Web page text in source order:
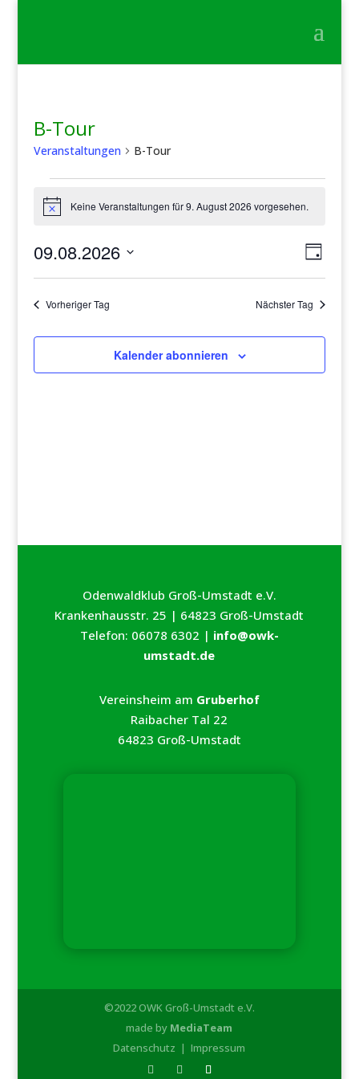
B-Tour
Veranstaltungen B-Tour
Veranstaltungen
für
August
2026
HinweisKeine Veranstaltungen für 9. August 2026 vorgesehen.
Tag
09.08.2026
Datum
Vorheriger Tag Nächster Tag
Kalender abonnieren
Odenwaldklub Groß-Umstadt e.V.
Krankenhausstr. 25 | 64823 Groß-Umstadt
Telefon: 06078 6302 | info@owk-
umstadt.de
Vereinsheim am Gruberhof
Raibacher Tal 22
64823 Groß-Umstadt
©2022 OWK Groß-Umstadt e.V.
made by MediaTeam
Datenschutz |Impressum